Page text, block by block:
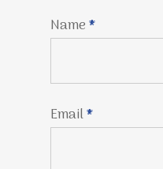
Name*
Email*